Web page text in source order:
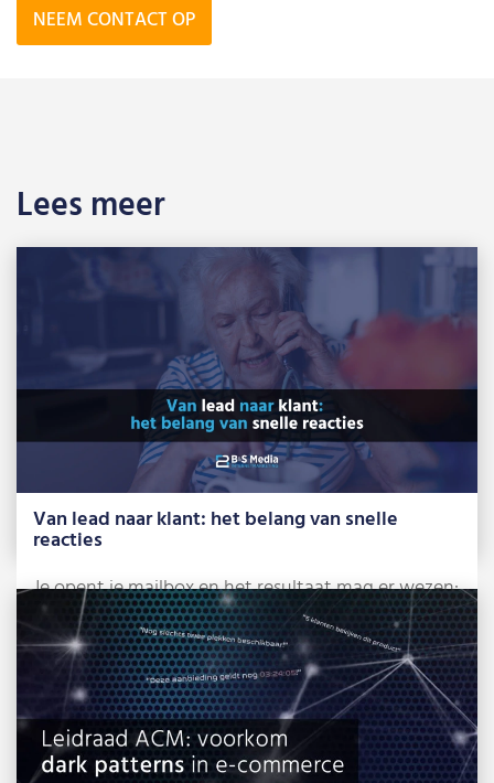
NEEM CONTACT OP
Lees meer
Van lead naar klant: het belang van snelle
reacties
Je opent je mailbox en het resultaat mag er wezen:
alweer 3 mensen die […]
Lees meer »